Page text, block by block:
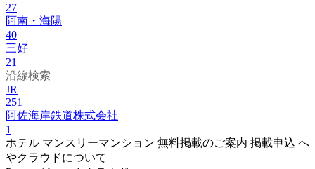
27
阿南・海陽
40
三好
21
沿線検索
JR
251
阿佐海岸鉄道株式会社
1
ホテル マンスリーマンション 無料掲載のご案内 掲載申込 へ
やクラウドについて